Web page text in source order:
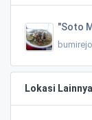
"Soto
bumirejo
Lokasi Lainnya